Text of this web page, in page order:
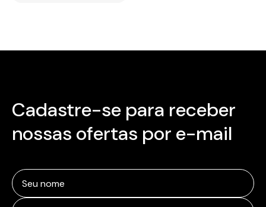
Cadastre-se para receber
nossas ofertas por e-mail